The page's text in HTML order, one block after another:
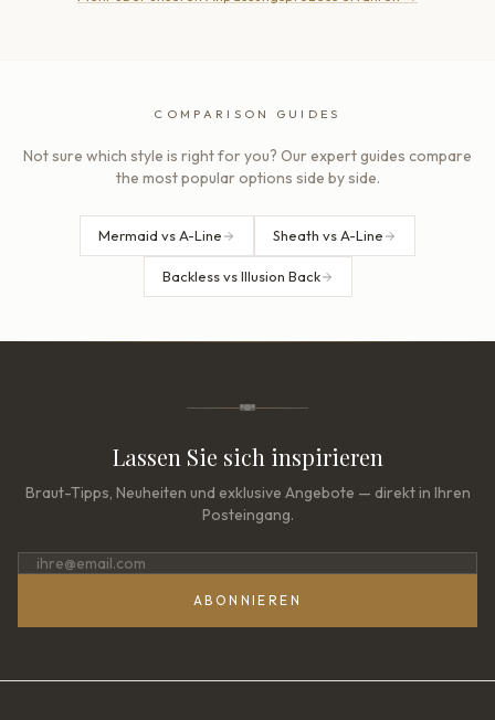
COMPARISON GUIDES
Not sure which style is right for you? Our expert guides compare
the most popular options side by side.
Mermaid vs A-Line Sheath vs A-Line
Backless vs Illusion Back
Lassen Sie sich inspirieren
Braut-Tipps, Neuheiten und exklusive Angebote — direkt in Ihren
Posteingang.
ABONNIEREN